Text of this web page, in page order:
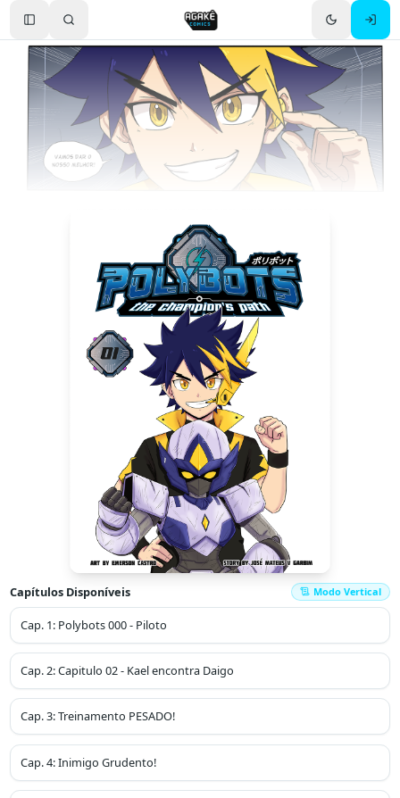
Toggle Sidebar
Capítulos Disponíveis Modo Vertical
Cap. 1: Polybots 000 - Piloto
Cap.2:Capitulo 02 - Kael encontra Daigo
Cap.3:Treinamento PESADO!
Cap.4:Inimigo Grudento!